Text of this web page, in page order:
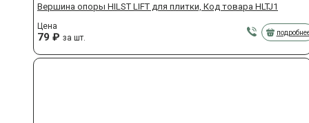
Вершина опоры HILST LIFT для плитки, Код товара HLTJ1
Цена
79 ₽ за шт.